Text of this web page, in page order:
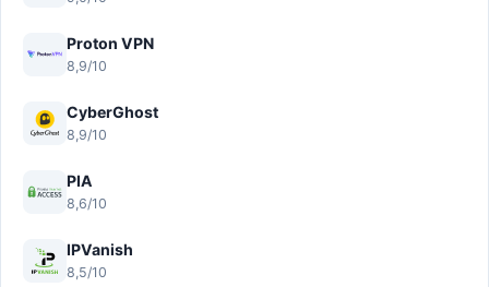
Proton VPN
8,9/10
CyberGhost
8,9/10
PIA
8,6/10
IPVanish
8,5/10